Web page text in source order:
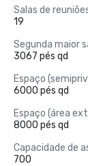
Salas de
19
Segunda maior
3067 pés qd
Espaço
6000 pés qd
Espaço (área
8000 pés qd
Capacidade de
700